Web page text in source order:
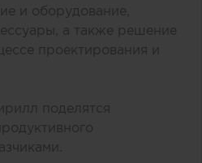
и оборудование,
а также решение
проектирования и
поделятся